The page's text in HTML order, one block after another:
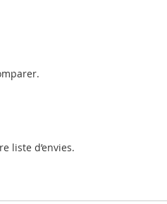
liste d’envies.